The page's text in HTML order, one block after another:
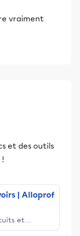
vraiment
et des outils
!
| Alloprof
et
les élèves